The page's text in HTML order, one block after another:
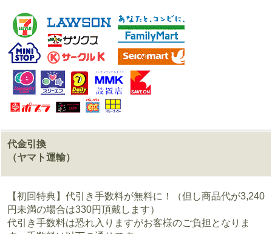
代金引換
（ヤマト運輸）
【初回特典】代引き手数料が無料に！（但し商品代が3,240
円未満の場合は330円頂戴します）
代引き手数料は恐れ入りますがお客様のご負担となりま